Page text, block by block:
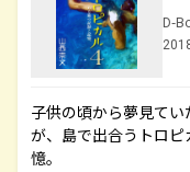
D-
子供の頃から夢見て
が、島で出合うトロ
憶。